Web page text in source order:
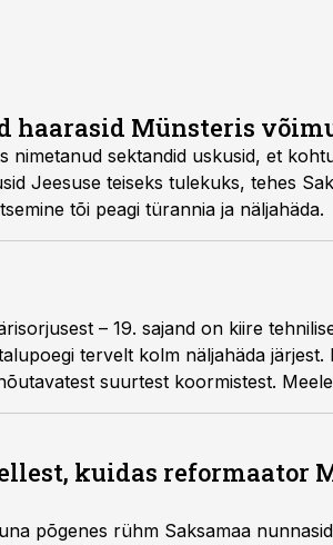
haarasid Münsteris
nimetanud sektandid uskusid, et
Jeesuse teiseks tulekuks, tehes
tõi peagi türannia ja näljahäda.
– 19. sajand on kiire
tervelt kolm näljahäda
suurtest koormistest.
kuidas reformaator
põgenes rühm Saksamaa